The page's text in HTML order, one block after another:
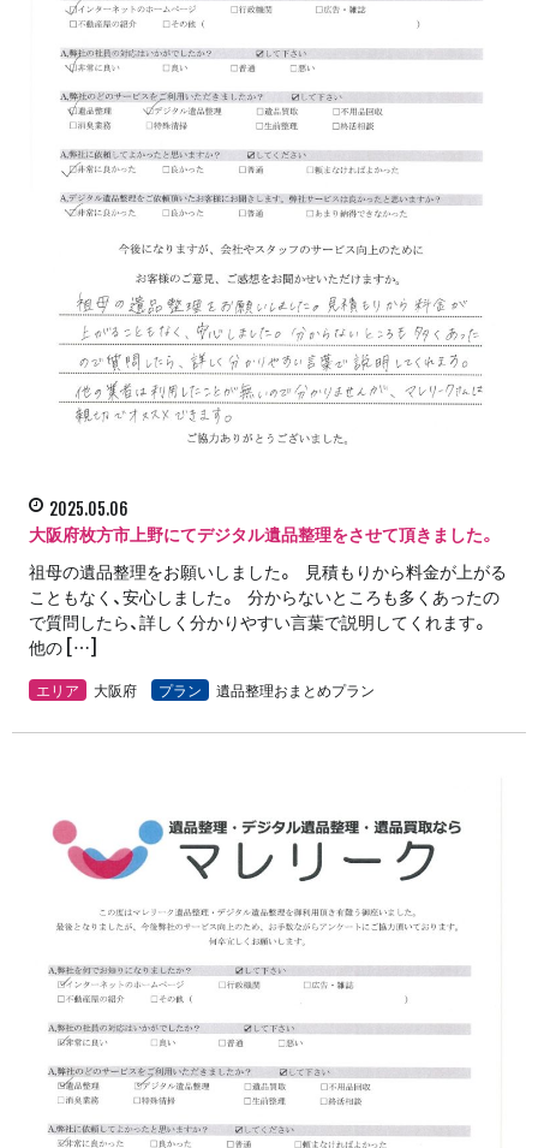
2025.05.06
大阪府枚方市上野にてデジタル遺品整理をさせて頂きました。
祖母の遺品整理をお願いしました。 見積もりから料金が上がる
こともなく、安心しました。 分からないところも多くあったの
で質問したら、詳しく分かりやすい言葉で説明してくれます。
他の […]
エリア 大阪府 プラン 遺品整理おまとめプラン